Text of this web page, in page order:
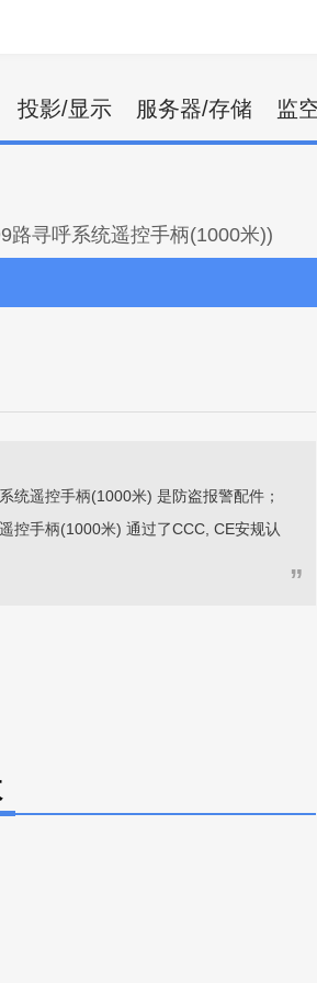
投影/显示 服务器/存储 监
路寻呼系统遥控手柄(1000米))
遥控手柄(1000米) 是防盗报警配件；
控手柄(1000米) 通过了CCC, CE安规认
”